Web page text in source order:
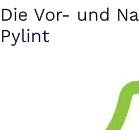
Die Vor- und
Pylint